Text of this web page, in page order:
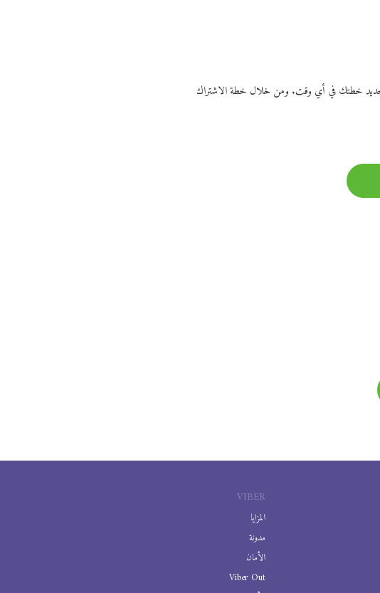
تجديد خطتك في أي وقت. ومن خلال خطة الاشتراك
VIBER
المزايا
مدونة
الأمان
Viber Out